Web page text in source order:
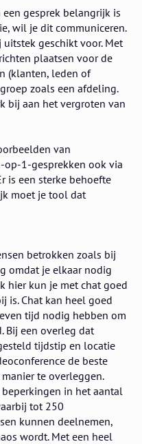
gesprek belangrijk is
wil je dit communiceren.
geschikt voor. Met
plaatsen voor de
(klanten, leden of
zoals een afdeling.
bij aan het vergroten van
van
1-gesprekken ook via
is een sterke behoefte
moet je tool dat
betrokken zoals bij
omdat je elkaar nodig
hier kun je met chat goed
is. Chat kan heel goed
tijd nodig hebben om
Bij een overleg dat
tijdstip en locatie
de beste
te overleggen.
in het aantal
tot 250
kunnen deelnemen,
wordt. Met een heel